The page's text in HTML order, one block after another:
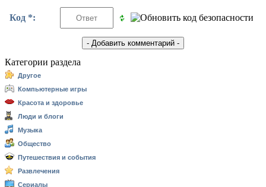
Код *:
Категории раздела
Другое
Компьютерные игры
Красота и здоровье
Люди и блоги
Музыка
Общество
Путешествия и события
Развлечения
Сериалы